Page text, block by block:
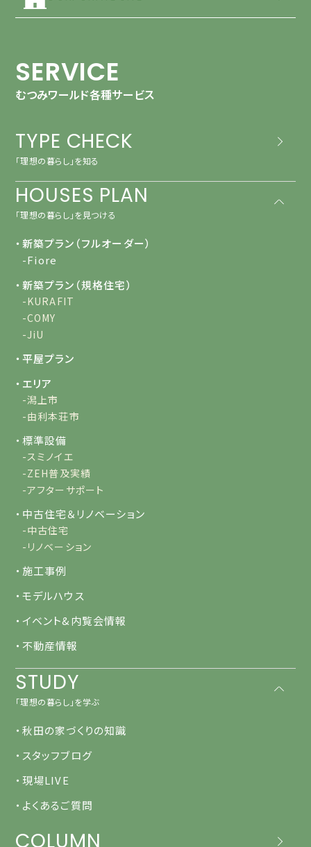
SERVICE
むつみワールド各種サービス
TYPE CHECK
「理想の暮らし」を知る
HOUSES PLAN
「理想の暮らし」を見つける
・新築プラン（フルオーダー）
-Fiore
・新築プラン（規格住宅）
-KURAFIT
-COMY
-JiU
・平屋プラン
・エリア
-潟上市
-由利本荘市
・標準設備
-スミノイエ
-ZEH普及実績
-アフターサポート
・中古住宅＆リノベーション
-中古住宅
-リノベーション
・施工事例
・モデルハウス
・イベント&内覧会情報
・不動産情報
STUDY
「理想の暮らし」を学ぶ
・秋田の家づくりの知識
・スタッフブログ
・現場LIVE
・よくあるご質問
COLUMN